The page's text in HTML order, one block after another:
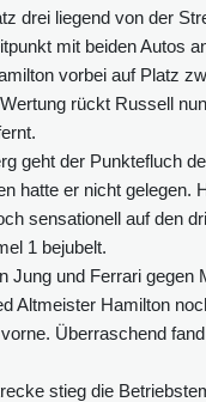
drei liegend von der
mit beiden Autos
vorbei auf Platz
rückt Russell
geht der Punktefluch
hatte er nicht gelegen.
sensationell auf den
1 bejubelt.
Jung und Ferrari
Altmeister Hamilton
Überraschend
stieg die